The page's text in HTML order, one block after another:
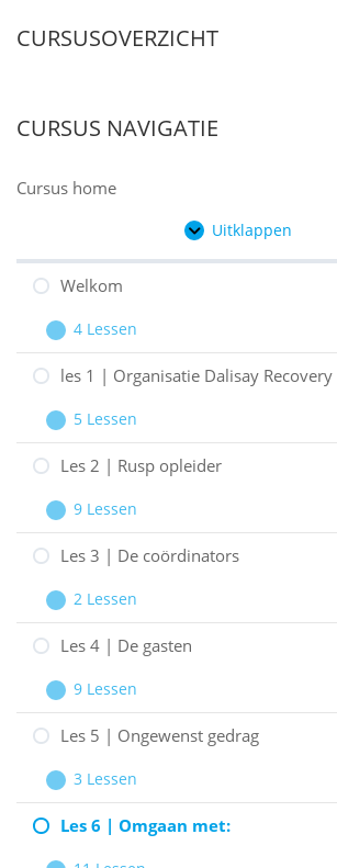
CURSUSOVERZICHT
CURSUS NAVIGATIE
Cursus home
Uitklappen
Hoofdstukken
Welkom
Uitbreiden
Welkom
4 Lessen
les 1 | Organisatie Dalisay Recovery
Uitbreiden
les
1
Organisatie
Dalisay
5 Lessen
Les 2 | Rusp opleider
Uitbreiden
Les
2
Rusp
opleider
9 Lessen
Les 3 | De coördinators
Uitbreiden
Les
3
De
coördinators
2 Lessen
Les 4 | De gasten
Uitbreiden
Les
4
De
gasten
9 Lessen
Les 5 | Ongewenst gedrag
Uitbreiden
Les
5
3 Lessen
Les 6 | Omgaan met: